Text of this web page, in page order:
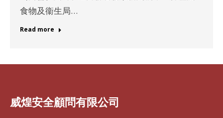
食物及衞生局…
Read more
威煌安全顧問有限公司